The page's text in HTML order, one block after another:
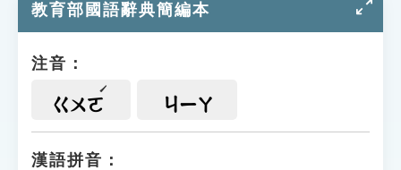
單字索引
遊戲專區
教育部國語辭典簡編本
注音：
ㄍㄨㄛ ㄐㄧㄚ
漢語拼音：